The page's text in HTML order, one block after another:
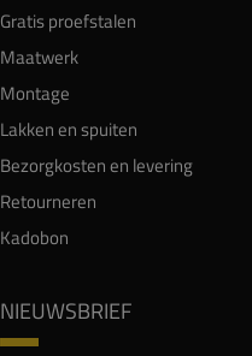
Gratis proefstalen
Maatwerk
Montage
Lakken en spuiten
Bezorgkosten en levering
Retourneren
Kadobon
NIEUWSBRIEF